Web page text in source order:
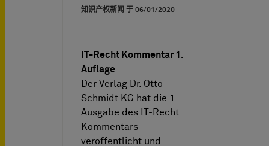
知识产权新闻 于 06/01/2020
IT-Recht Kommentar 1.
Auflage
Der Verlag Dr. Otto
Schmidt KG hat die 1.
Ausgabe des IT-Recht
Kommentars
veröffentlicht und…